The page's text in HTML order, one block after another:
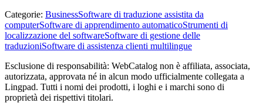
Categorie: BusinessSoftware di traduzione assistita da
computerSoftware di apprendimento automaticoStrumenti di
localizzazione del softwareSoftware di gestione delle
traduzioniSoftware di assistenza clienti multilingue
Esclusione di responsabilità: WebCatalog non è affiliata, associata,
autorizzata, approvata né in alcun modo ufficialmente collegata a
Lingpad. Tutti i nomi dei prodotti, i loghi e i marchi sono di
proprietà dei rispettivi titolari.